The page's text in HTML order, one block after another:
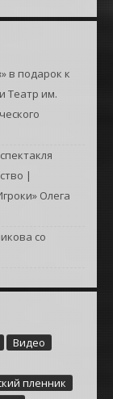
в подарок к
Театр им.
|
Олега
со
Видео
пленник